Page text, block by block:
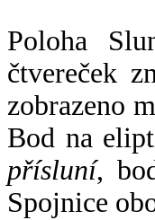
Poloha
čtvereček
zobrazeno
Bod na
přísluní,
Spojnice